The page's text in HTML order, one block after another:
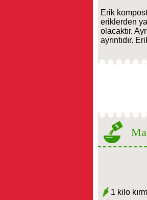
Erik
eriklerden
olacaktır.
ayrıntıdır.
1 kilo